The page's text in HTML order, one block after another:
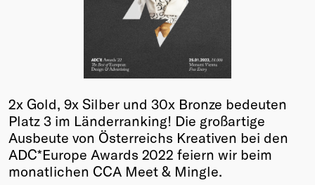
Membership
Members
Young Creatives
Friends of Creativity
Winners
2x Gold, 9x Silber und 30x Bronze bedeuten
Platz 3 im Länderranking! Die großartige
Ausbeute von Österreichs Kreativen bei den
ADC*Europe Awards 2022 feiern wir beim
monatlichen CCA Meet & Mingle.